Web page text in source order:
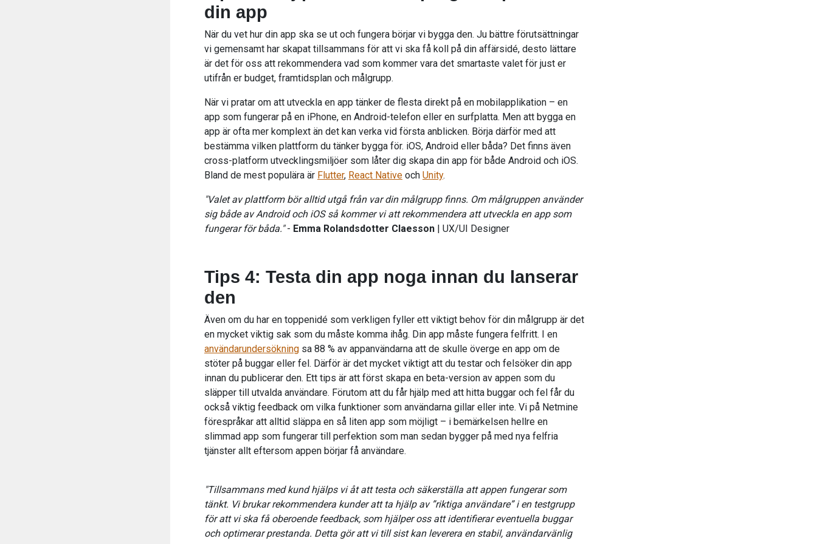
din app
När du vet hur din app ska se ut och fungera börjar vi bygga den. Ju bättre förutsättningar
vi gemensamt har skapat tillsammans för att vi ska få koll på din affärsidé, desto lättare
är det för oss att rekommendera vad som kommer vara det smartaste valet för just er
utifrån er budget, framtidsplan och målgrupp.
När vi pratar om att utveckla en app tänker de flesta direkt på en mobilapplikation – en
app som fungerar på en iPhone, en Android-telefon eller en surfplatta. Men att bygga en
app är ofta mer komplext än det kan verka vid första anblicken. Börja därför med att
bestämma vilken plattform du tänker bygga för. iOS, Android eller båda? Det finns även
cross-platform utvecklingsmiljöer som låter dig skapa din app för både Android och iOS.
Bland de mest populära är Flutter, React Native och Unity.
"Valet av plattform bör alltid utgå från var din målgrupp finns. Om målgruppen använder
sig både av Android och iOS så kommer vi att rekommendera att utveckla en app som
fungerar för båda."- Emma Rolandsdotter Claesson | UX/UI Designer
Tips 4: Testa din app noga innan du lanserar
den
Även om du har en toppenidé som verkligen fyller ett viktigt behov för din målgrupp är det
en mycket viktig sak som du måste komma ihåg. Din app måste fungera felfritt. I en
användarundersökning sa 88 % av appanvändarna att de skulle överge en app om de
stöter på buggar eller fel. Därför är det mycket viktigt att du testar och felsöker din app
innan du publicerar den. Ett tips är att först skapa en beta-version av appen som du
släpper till utvalda användare. Förutom att du får hjälp med att hitta buggar och fel får du
också viktig feedback om vilka funktioner som användarna gillar eller inte. Vi på Netmine
förespråkar att alltid släppa en så liten app som möjligt – i bemärkelsen hellre en
slimmad app som fungerar till perfektion som man sedan bygger på med nya felfria
tjänster allt eftersom appen börjar få användare.
"Tillsammans med kund hjälps vi åt att testa och säkerställa att appen fungerar som
tänkt. Vi brukar rekommendera kunder att ta hjälp av ”riktiga användare” i en testgrupp
för att vi ska få oberoende feedback, som hjälper oss att identifierar eventuella buggar
och optimerar prestanda. Detta gör att vi till sist kan leverera en stabil, användarvänlig